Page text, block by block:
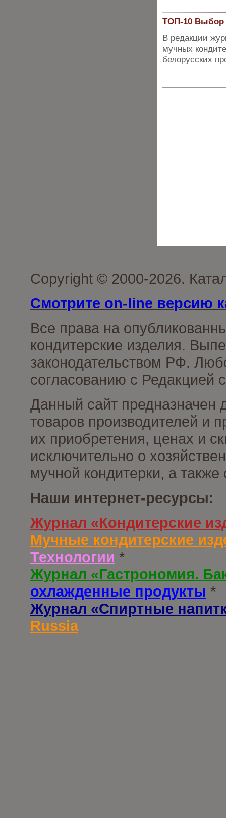
ТОП-10 Выбор
В редакции
мучных
белорусских
Copyright © 2000-2026.
Смотрите on-line версию
Все права на
кондитерские изделия.
законодательством РФ.
согласованию с Редакцией
Данный сайт предназначен
товаров производителей и
их приобретения, ценах и
исключительно о
мучной кондитерки, а
Наши интернет-ресурсы:
Журнал «Кондитерские
Мучные кондитерские
Технологии *
Журнал «Гастрономия.
охлажденные продукты *
Журнал «Спиртные
Russia